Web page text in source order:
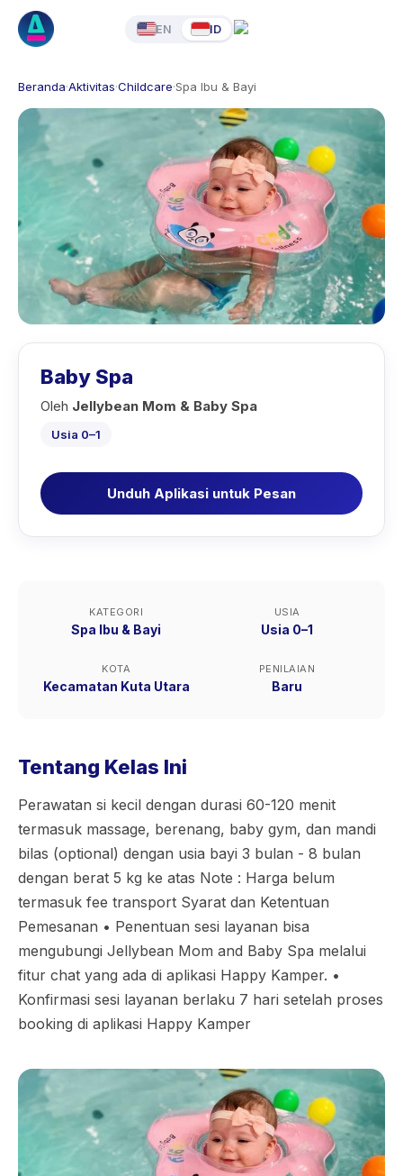
EN ID
Beranda·Aktivitas·Childcare·Spa Ibu & Bayi
Baby Spa
Oleh Jellybean Mom & Baby Spa
Usia 0–1
Unduh Aplikasi untuk Pesan
KATEGORI
Spa Ibu & Bayi
USIA
Usia 0–1
KOTA
Kecamatan Kuta Utara
PENILAIAN
Baru
Tentang Kelas Ini
Perawatan si kecil dengan durasi 60-120 menit
termasuk massage, berenang, baby gym, dan mandi
bilas (optional) dengan usia bayi 3 bulan - 8 bulan
dengan berat 5 kg ke atas Note : Harga belum
termasuk fee transport Syarat dan Ketentuan
Pemesanan •⁠ ⁠Penentuan sesi layanan bisa
mengubungi Jellybean Mom and Baby Spa melalui
fitur chat yang ada di aplikasi Happy Kamper. •⁠
⁠Konfirmasi sesi layanan berlaku 7 hari setelah proses
booking di aplikasi Happy Kamper